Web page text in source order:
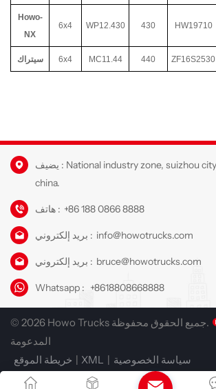
Howo-
NX
6x4 WP12.430 430 HW19710
سيتراك 6x4 MC11.44 440 ZF16S2530
يضيف : National industry zone, suizhou city, hubei province,
china.
هاتف : +86 188 0866 8888
بريد إلكتروني : info@howotrucks.com
بريد إلكتروني : bruce@howotrucks.com
Whatsapp : +8618808668888
© 2026 Howo Trucks جميع الحقوق محفوظة.
المدعومة
خريطة الموقع
XML سياسة الخصوصية